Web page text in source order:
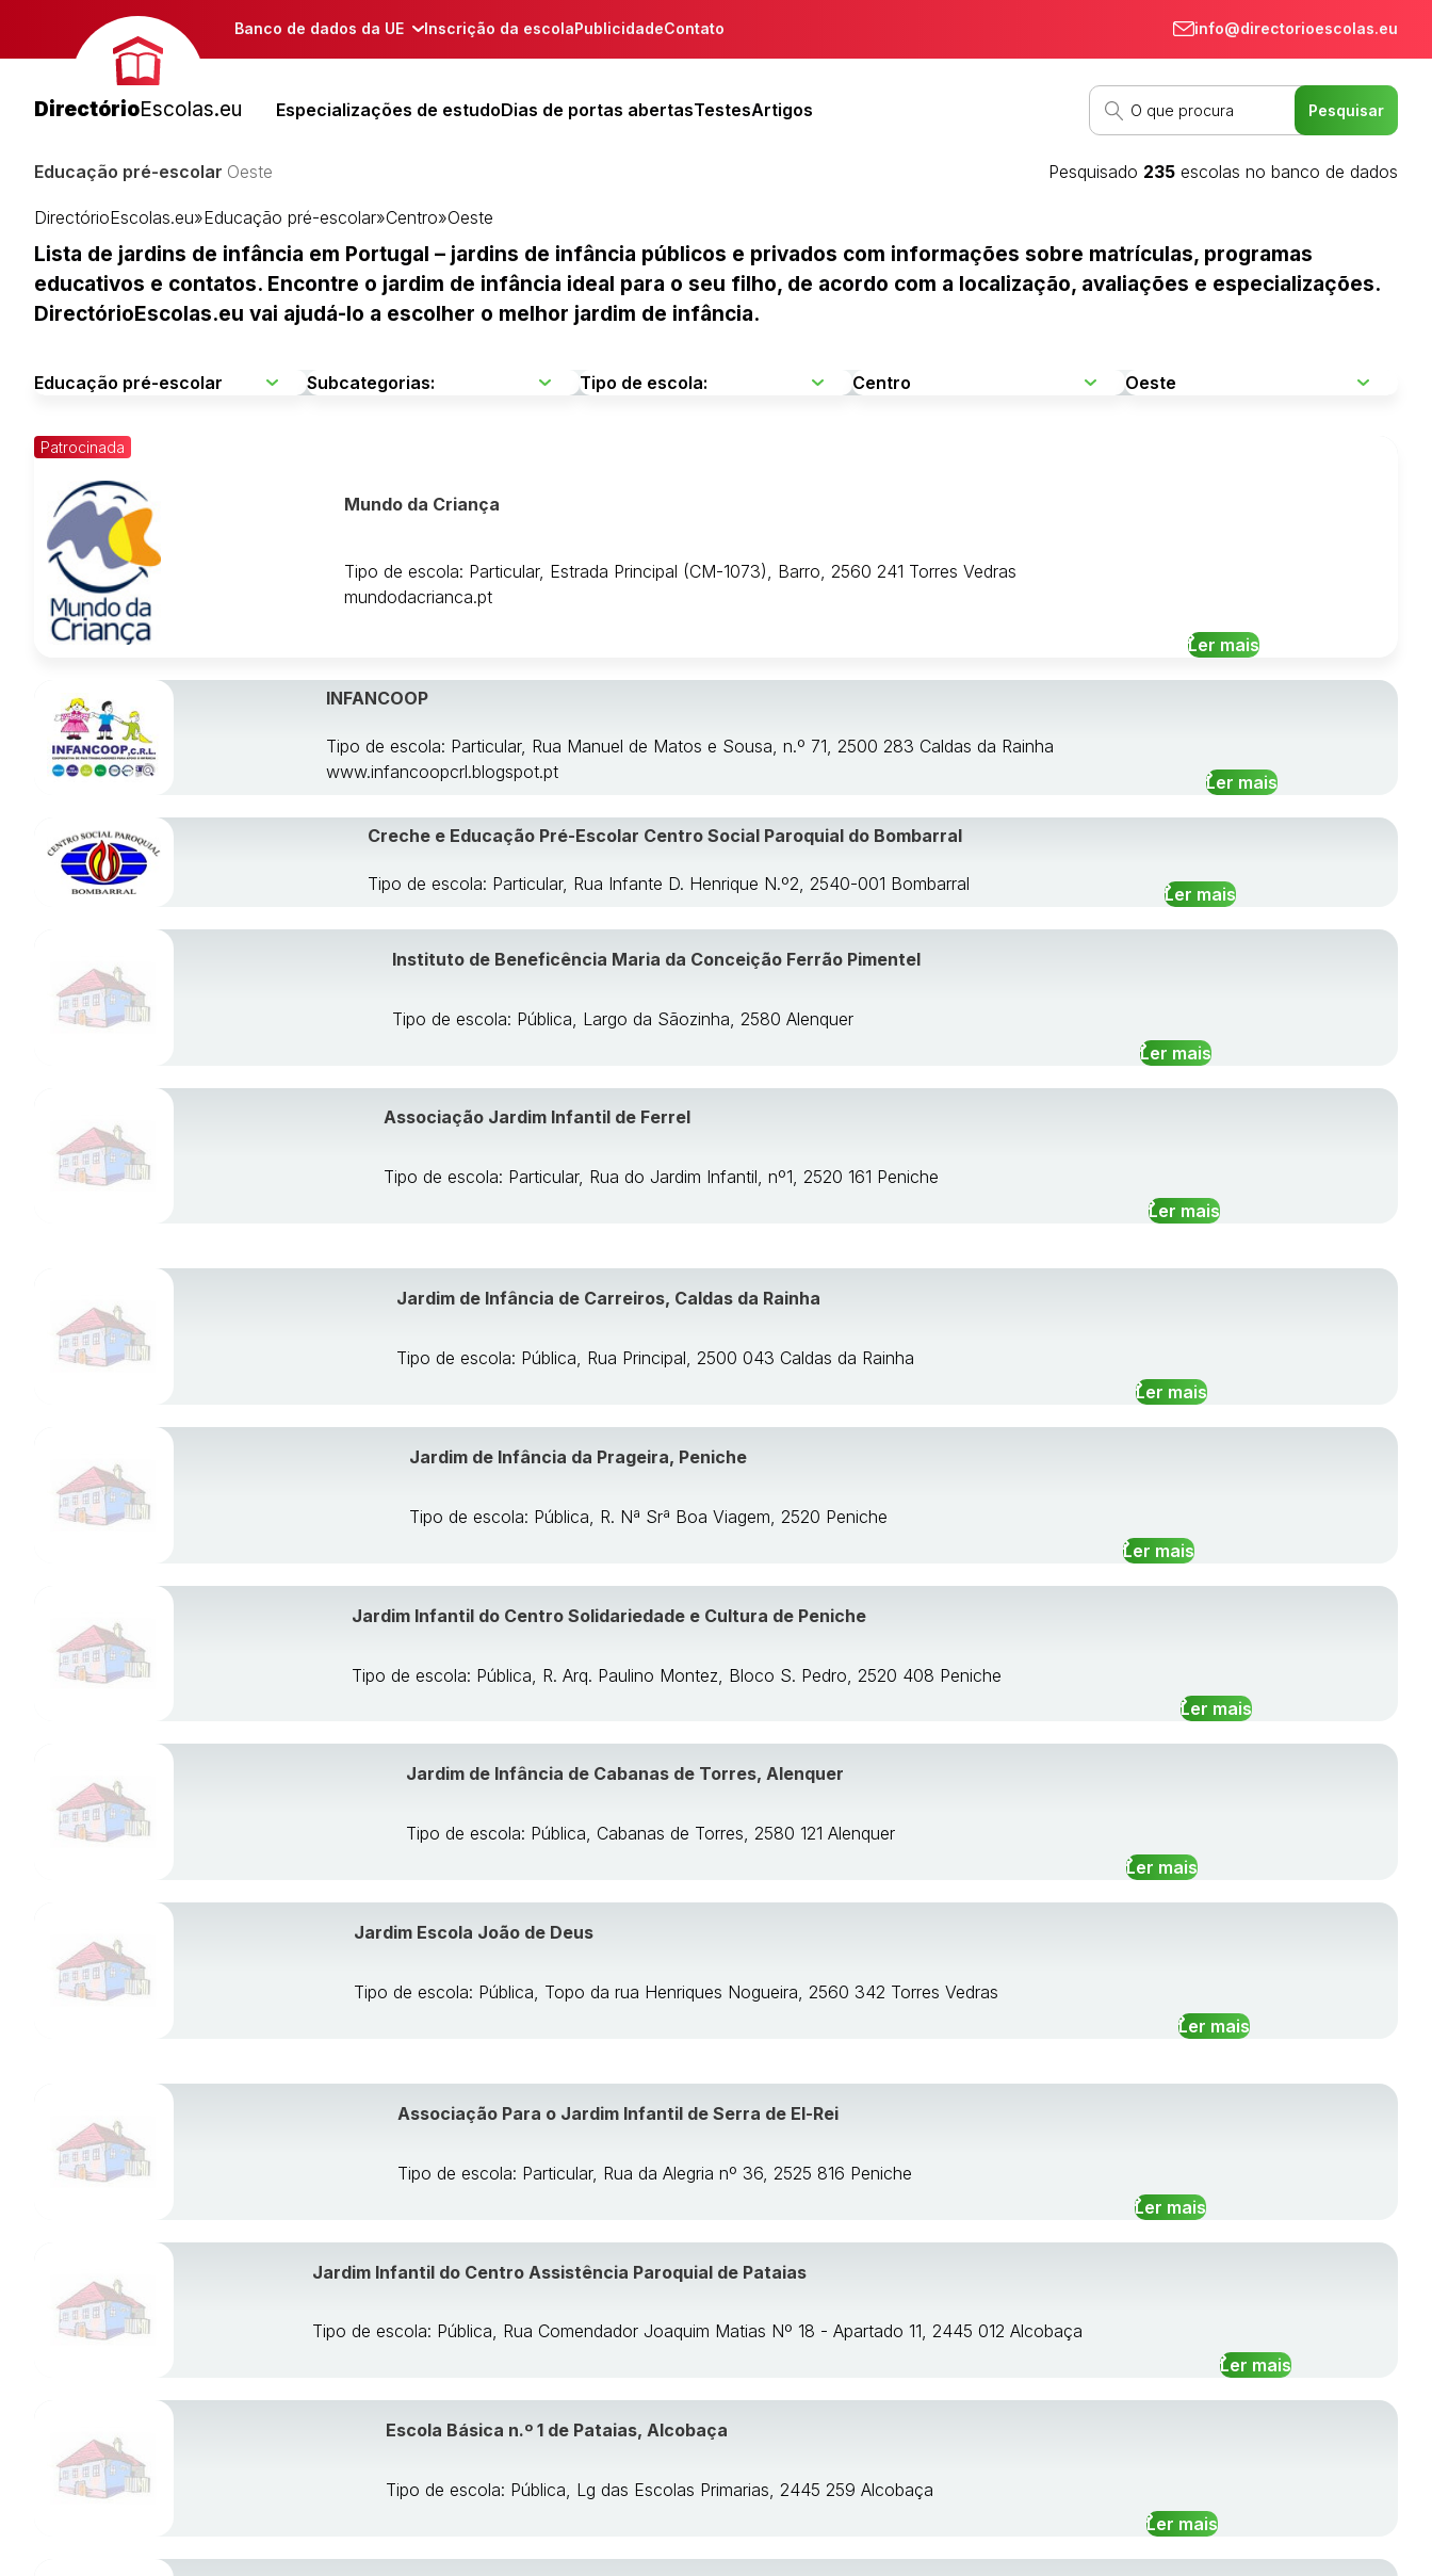
Banco de dados da UE Inscrição da escolaPublicidadeContato info@directorioescolas.eu
DirectórioEscolas.eu Especializações de estudoDias de portas abertasTestesArtigos
Educação pré-escolar Oeste Pesquisado 235 escolas no banco de dados
DirectórioEscolas.eu»Educação pré-escolar»Centro»Oeste
Lista de jardins de infância em Portugal – jardins de infância públicos e privados com informações sobre matrículas, programas
educativos e contatos. Encontre o jardim de infância ideal para o seu filho, de acordo com a localização, avaliações e especializações.
DirectórioEscolas.eu vai ajudá-lo a escolher o melhor jardim de infância.
Patrocinada
Mundo da Criança
Tipo de escola: Particular, Estrada Principal (CM-1073), Barro, 2560 241 Torres Vedras
mundodacrianca.pt
Ler mais
INFANCOOP
Tipo de escola: Particular, Rua Manuel de Matos e Sousa, n.º 71, 2500 283 Caldas da Rainha
www.infancoopcrl.blogspot.pt
Ler mais
Creche e Educação Pré-Escolar Centro Social Paroquial do Bombarral
Tipo de escola: Particular, Rua Infante D. Henrique N.º2, 2540-001 Bombarral Ler mais
Instituto de Beneficência Maria da Conceição Ferrão Pimentel
Tipo de escola: Pública, Largo da Sãozinha, 2580 Alenquer
Ler mais
Associação Jardim Infantil de Ferrel
Tipo de escola: Particular, Rua do Jardim Infantil, nº1, 2520 161 Peniche
Ler mais
Jardim de Infância de Carreiros, Caldas da Rainha
Tipo de escola: Pública, Rua Principal, 2500 043 Caldas da Rainha
Ler mais
Jardim de Infância da Prageira, Peniche
Tipo de escola: Pública, R. Nª Srª Boa Viagem, 2520 Peniche
Ler mais
Jardim Infantil do Centro Solidariedade e Cultura de Peniche
Tipo de escola: Pública, R. Arq. Paulino Montez, Bloco S. Pedro, 2520 408 Peniche
Ler mais
Jardim de Infância de Cabanas de Torres, Alenquer
Tipo de escola: Pública, Cabanas de Torres, 2580 121 Alenquer
Ler mais
Jardim Escola João de Deus
Tipo de escola: Pública, Topo da rua Henriques Nogueira, 2560 342 Torres Vedras
Ler mais
Associação Para o Jardim Infantil de Serra de El-Rei
Tipo de escola: Particular, Rua da Alegria nº 36, 2525 816 Peniche
Ler mais
Jardim Infantil do Centro Assistência Paroquial de Pataias
Tipo de escola: Pública, Rua Comendador Joaquim Matias Nº 18 - Apartado 11, 2445 012 Alcobaça
Ler mais
Escola Básica n.º 1 de Pataias, Alcobaça
Tipo de escola: Pública, Lg das Escolas Primarias, 2445 259 Alcobaça
Ler mais